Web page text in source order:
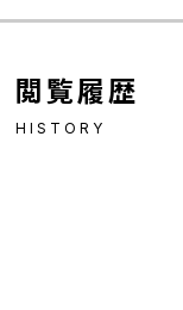
閲覧履歴
HISTORY